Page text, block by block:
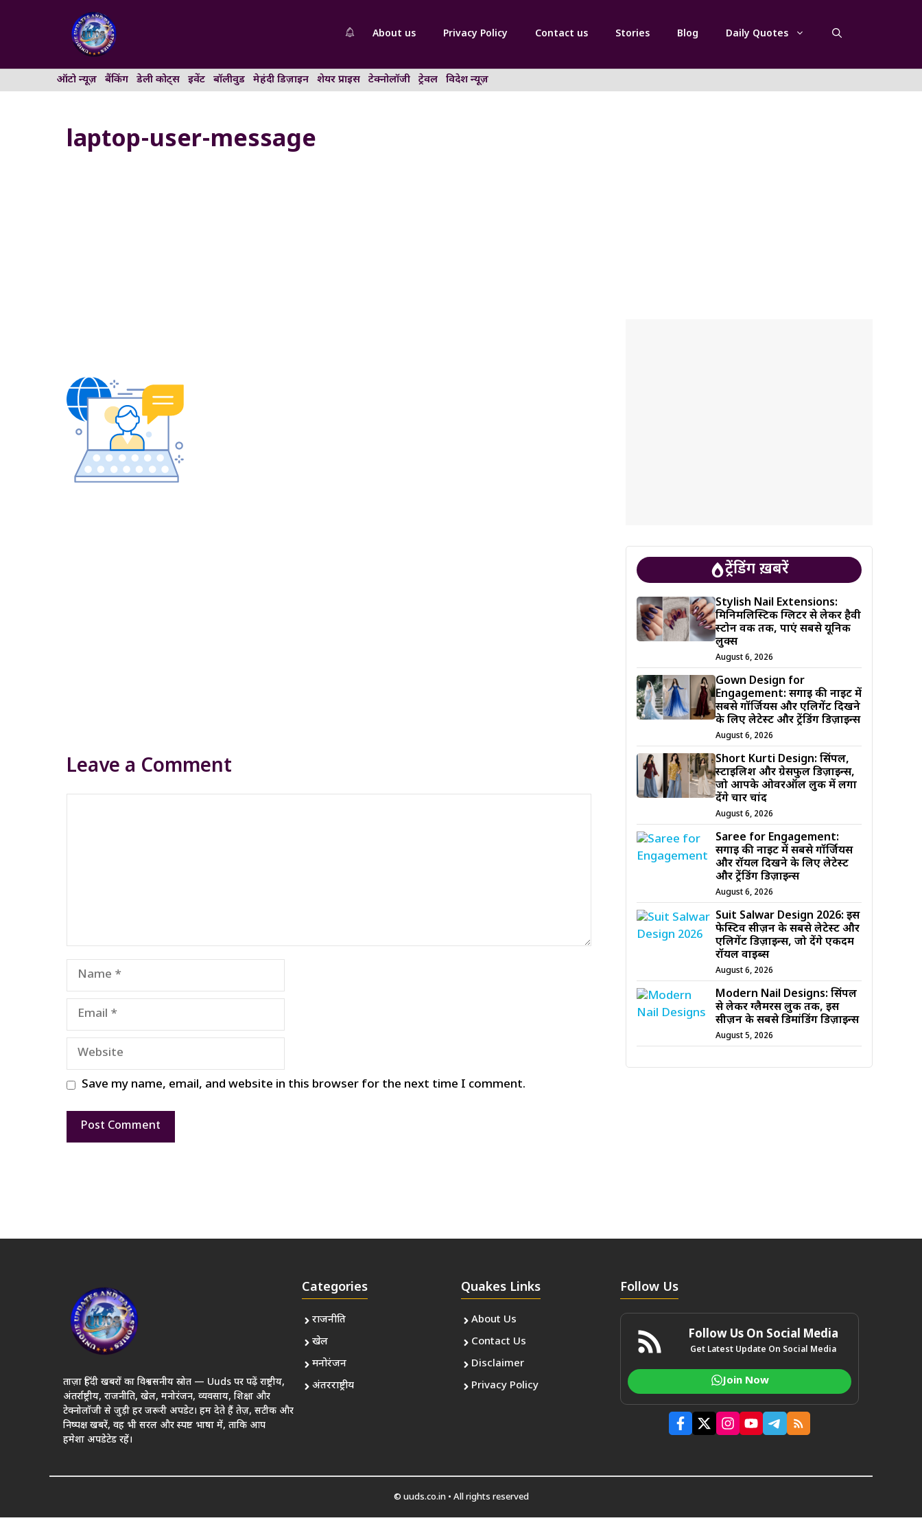
About us Privacy Policy Contact us Stories Blog Daily Quotes
ऑटो न्यूज़ बैंकिंग डेली कोट्स इवेंट बॉलीवुड मेहंदी डिज़ाइन शेयर प्राइस टेक्नोलॉजी ट्रेवल विदेश न्यूज़
laptop-user-message
Leave a Comment
Name
Email
Website
Save my name, email, and website in this browser for the next time I comment.
ट्रेंडिंग ख़बरें
Stylish Nail Extensions:
मिनिमलिस्टिक ग्लिटर से लेकर हैवी
स्टोन वर्क तक, पाएं सबसे यूनिक
लुक्स
August 6, 2026
Gown Design for
Engagement: सगाई की नाइट में
सबसे गॉर्जियस और एलिगेंट दिखने
के लिए लेटेस्ट और ट्रेंडिंग डिज़ाइन्स
August 6, 2026
Short Kurti Design: सिंपल,
स्टाइलिश और ग्रेसफुल डिज़ाइन्स,
जो आपके ओवरऑल लुक में लगा
देंगे चार चांद
August 6, 2026
Saree for Engagement:
सगाई की नाइट में सबसे गॉर्जियस
और रॉयल दिखने के लिए लेटेस्ट
और ट्रेंडिंग डिज़ाइन्स
August 6, 2026
Suit Salwar Design 2026: इस
फेस्टिव सीज़न के सबसे लेटेस्ट और
एलिगेंट डिज़ाइन्स, जो देंगे एकदम
रॉयल वाइब्स
August 6, 2026
Modern Nail Designs: सिंपल
से लेकर ग्लैमरस लुक तक, इस
सीज़न के सबसे डिमांडिंग डिज़ाइन्स
August 5, 2026
ताज़ा हिंदी खबरों का विश्वसनीय स्रोत — Uuds पर पढ़ें राष्ट्रीय,
अंतर्राष्ट्रीय, राजनीति, खेल, मनोरंजन, व्यवसाय, शिक्षा और
टेक्नोलॉजी से जुड़ी हर जरूरी अपडेट। हम देते हैं तेज़, सटीक और
निष्पक्ष खबरें, वह भी सरल और स्पष्ट भाषा में, ताकि आप
हमेशा अपडेटेड रहें।
Categories
राजनीति
खेल
मनोरंजन
अंतरराष्ट्रीय
Quakes Links
About Us
Contact Us
Disclaimer
Privacy Policy
Follow Us
Follow Us On Social Media
Get Latest Update On Social Media
Join Now
© uuds.co.in • All rights reserved